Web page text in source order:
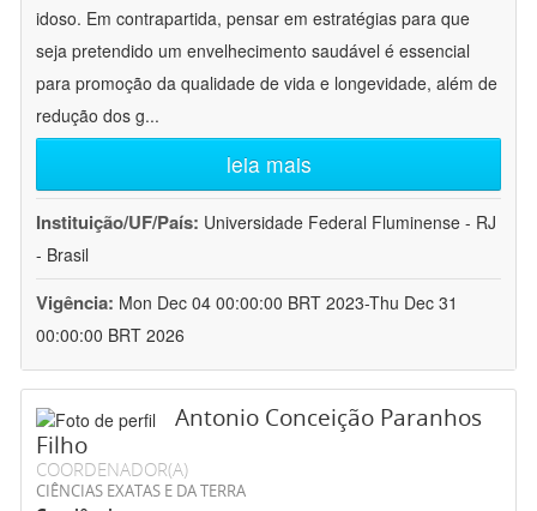
idoso. Em contrapartida, pensar em estratégias para que
seja pretendido um envelhecimento saudável é essencial
para promoção da qualidade de vida e longevidade, além de
redução dos g...
leia mais
Instituição/UF/País: Universidade Federal Fluminense - RJ
- Brasil
Vigência: Mon Dec 04 00:00:00 BRT 2023-Thu Dec 31
00:00:00 BRT 2026
Antonio Conceição Paranhos
Filho
COORDENADOR(A)
CIÊNCIAS EXATAS E DA TERRA